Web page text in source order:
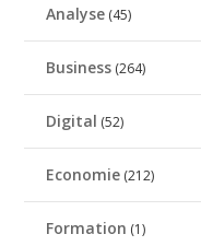
Analyse (45)
Business (264)
Digital (52)
Economie (212)
Formation (1)